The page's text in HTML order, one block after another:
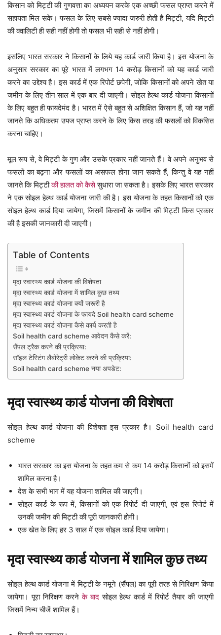
किसान को मिट्टी की गुणवत्ता का अध्ययन करके एक अच्छी फसल प्राप्त करने में
सहायता मिल सके। फसल के लिए सबसे ज्यादा जरुरी होती है मिट्टी, यदि मिट्टी
की क्वालिटी ही सही नहीं होगी तो फसल भी सही से नहीं होगी।
इसलिए भारत सरकार ने किसानों के लिये यह कार्ड जारी किया है। इस योजना के
अनुसार सरकार का पूरे भारत में लगभग 14 करोड़ किसानों को यह कार्ड जारी
करने का उद्देश्य है। इस कार्ड में एक रिपोर्ट छपेगी, जोकि किसानों को अपने खेत या
जमीन के लिए तीन साल में एक बार दी जाएगी। सोइल हेल्थ कार्ड योजना किसानों
के लिए बहुत ही फायदेमंद है। भारत में ऐसे बहुत से अशिक्षित किसान हैं, जो यह नहीं
जानते कि अधिकतम उपज प्राप्त करने के लिए किस तरह की फसलों को विकसित
करना चाहिए।
मूल रूप से, वे मिट्टी के गुण और उसके प्रकार नहीं जानते हैं। वे अपने अनुभव से
फसलों का बढ़ना और फसलों का असफल होना जान सकते हैं, किन्तु वे यह नहीं
जानते कि मिट्टीकी हालत को कैसेसुधारा जा सकता है। इसके लिए भारत सरकार
ने एक सोइल हेल्थ कार्ड योजना जारी की है। इस योजना के तहत किसानों को एक
सोइल हेल्थ कार्ड दिया जायेगा, जिसमें किसानों के जमीन की मिट्टी किस प्रकार
की है इसकी जानकारी दी जाएगी।
Table of Contents
मृदा स्वास्थ्य कार्ड योजना की विशेषता
मृदा स्वास्थ्य कार्ड योजना में शामिल कुछ तथ्य
मृदा स्वास्थ्य कार्ड योजना क्यों जरूरी है
मृदा स्वास्थ्य कार्ड योजना के फायदे Soil health card scheme
मृदा स्वास्थ्य कार्ड योजना कैसे कार्य करती है
Soil health card scheme आवेदन कैसे करें:
सैंपल ट्रैक करने की प्रक्रिया:
सॉइल टेस्टिंग लैबोरेट्री लोकेट करने की प्रक्रिया:
Soil health card scheme नया अपडेट:
मृदा स्वास्थ्य कार्ड योजना की विशेषता
सोइल हेल्थ कार्ड योजना की विशेषता इस प्रकार है। Soil health card
scheme
भारत सरकार का इस योजना के तहत कम से कम 14 करोड़ किसानों को इसमें
शामिल करना है।
देश के सभी भाग में यह योजना शामिल की जाएगी।
सोइल कार्ड के रूप में, किसानों को एक रिपोर्ट दी जाएगी, एवं इस रिपोर्ट में
उनकी जमीन की मिट्टी की पूरी जानकारी होगी।
एक खेत के लिए हर 3 साल में एक सोइल कार्ड दिया जायेगा।
मृदा स्वास्थ्य कार्ड योजना में शामिल कुछ तथ्य
सोइल हेल्थ कार्ड योजना में मिट्टी के नमूने (सैंपल) का पूरी तरह से निरिक्षण किया
जायेगा। पूरा निरिक्षण करनेके बादसोइल हेल्थ कार्ड में रिपोर्ट तैयार की जाएगी
जिसमें निन्म चीजें शामिल हैं।